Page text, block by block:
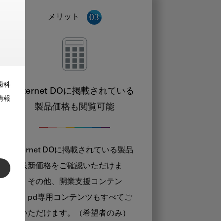
科
報
メリット
Internet DOに掲載されている
製品価格も閲覧可能
Internet DOに掲載されている製品
の最新価格をご確認いただけま
す。その他、開業支援コンテン
ツ、pd専用コンテンツもすべてご
覧いただけます。（希望者のみ）